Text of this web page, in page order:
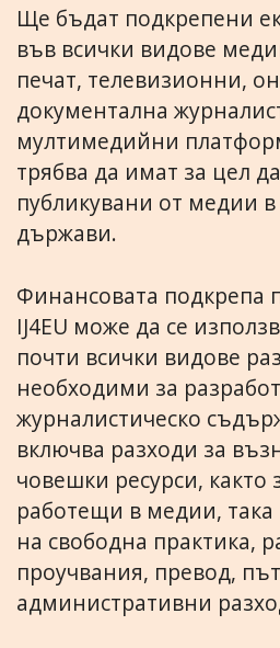
Ще бъдат подкрепени
във всички видове
печат, телевизионни,
документална
мултимедийни
трябва да имат за цел
публикувани от медии
държави.
Финансовата подкрепа
IJ4EU може да се
почти всички видове
необходими за
журналистическо
включва разходи за
човешки ресурси, както
работещи в медии, така
на свободна практика,
проучвания, превод,
административни